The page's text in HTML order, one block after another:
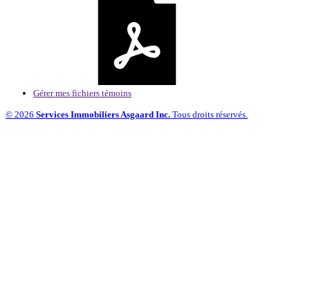
Gérer mes fichiers témoins
© 2026 Services Immobiliers Asgaard Inc. Tous droits réservés.